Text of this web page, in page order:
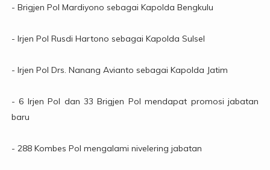
- Brigjen Pol Mardiyono sebagai Kapolda Bengkulu
- Irjen Pol Rusdi Hartono sebagai Kapolda Sulsel
- Irjen Pol Drs. Nanang Avianto sebagai Kapolda Jatim
- 6 Irjen Pol dan 33 Brigjen Pol mendapat promosi jabatan
baru
- 288 Kombes Pol mengalami nivelering jabatan